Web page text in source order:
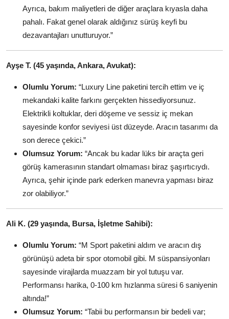
Ayrıca, bakım maliyetleri de diğer araçlara kıyasla daha
pahalı. Fakat genel olarak aldığınız sürüş keyfi bu
dezavantajları unutturuyor.”
Ayşe T. (45 yaşında, Ankara, Avukat):
Olumlu Yorum: “Luxury Line paketini tercih ettim ve iç
mekandaki kalite farkını gerçekten hissediyorsunuz.
Elektrikli koltuklar, deri döşeme ve sessiz iç mekan
sayesinde konfor seviyesi üst düzeyde. Aracın tasarımı da
son derece çekici.”
Olumsuz Yorum: “Ancak bu kadar lüks bir araçta geri
görüş kamerasının standart olmaması biraz şaşırtıcıydı.
Ayrıca, şehir içinde park ederken manevra yapması biraz
zor olabiliyor.”
Ali K. (29 yaşında, Bursa, İşletme Sahibi):
Olumlu Yorum: “M Sport paketini aldım ve aracın dış
görünüşü adeta bir spor otomobil gibi. M süspansiyonları
sayesinde virajlarda muazzam bir yol tutuşu var.
Performansı harika, 0-100 km hızlanma süresi 6 saniyenin
altında!”
Olumsuz Yorum: “Tabii bu performansın bir bedeli var;